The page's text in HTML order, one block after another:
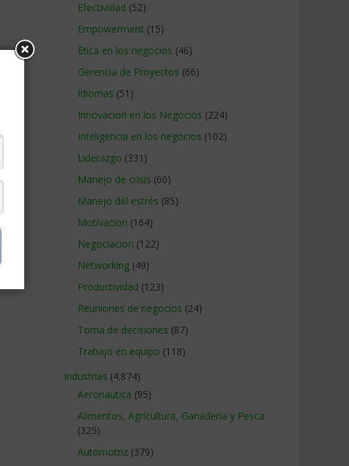
Efectividad (52)
Empowerment (15)
Etica en los negocios (46)
Gerencia de Proyectos (66)
Idiomas (51)
Innovacion en los Negocios (224)
Inteligencia en los negocios (102)
Liderazgo (331)
Manejo de crisis (60)
Manejo del estrés (85)
Motivacion (164)
Negociacion (122)
Networking (49)
Productividad (123)
Reuniones de negocios (24)
Toma de decisiones (87)
Trabajo en equipo (118)
Industrias (4.874)
Aeronautica (95)
Alimentos, Agricultura, Ganaderia y Pesca
(325)
Automotriz (379)